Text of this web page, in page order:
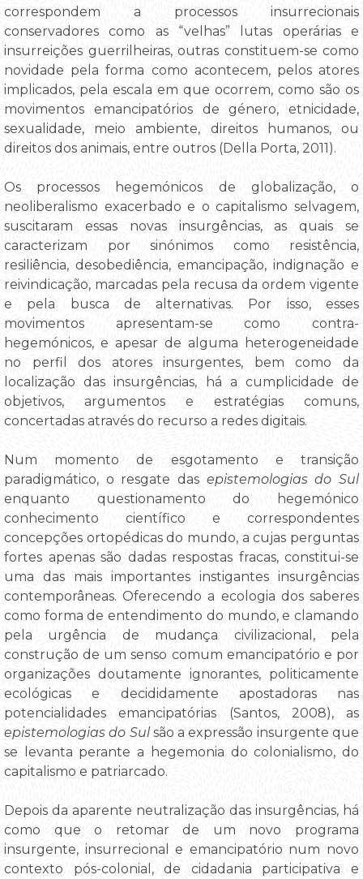
correspondem a processos insurrecionais
conservadores como as “velhas” lutas operárias e
insurreições guerrilheiras, outras constituem-se como
novidade pela forma como acontecem, pelos atores
implicados, pela escala em que ocorrem, como são os
movimentos emancipatórios de género, etnicidade,
sexualidade, meio ambiente, direitos humanos, ou
direitos dos animais, entre outros (Della Porta, 2011).
Os processos hegemónicos de globalização, o
neoliberalismo exacerbado e o capitalismo selvagem,
suscitaram essas novas insurgências, as quais se
caracterizam por sinónimos como resistência,
resiliência, desobediência, emancipação, indignação e
reivindicação, marcadas pela recusa da ordem vigente
e pela busca de alternativas. Por isso, esses
movimentos apresentam-se como contra-
hegemónicos, e apesar de alguma heterogeneidade
no perfil dos atores insurgentes, bem como da
localização das insurgências, há a cumplicidade de
objetivos, argumentos e estratégias comuns,
concertadas através do recurso a redes digitais.
Num momento de esgotamento e transição
paradigmático, o resgate das epistemologias do Sul
enquanto questionamento do hegemónico
conhecimento científico e correspondentes
concepções ortopédicas do mundo, a cujas perguntas
fortes apenas são dadas respostas fracas, constitui-se
uma das mais importantes instigantes insurgências
contemporâneas. Oferecendo a ecologia dos saberes
como forma de entendimento do mundo, e clamando
pela urgência de mudança civilizacional, pela
construção de um senso comum emancipatório e por
organizações doutamente ignorantes, politicamente
ecológicas e decididamente apostadoras nas
potencialidades emancipatórias (Santos, 2008), as
epistemologias do Sulsão a expressão insurgente que
se levanta perante a hegemonia do colonialismo, do
capitalismo e patriarcado.
Depois da aparente neutralização das insurgências, há
como que o retomar de um novo programa
insurgente, insurrecional e emancipatório num novo
contexto pós-colonial, de cidadania participativa e